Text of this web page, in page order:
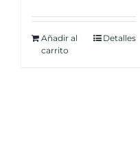
Añadir al
carrito
Detalles